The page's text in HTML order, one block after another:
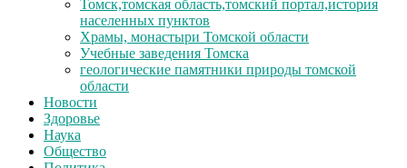
Томск,томская область,томский портал,история
населенных пунктов
Храмы, монастыри Томской области
Учебные заведения Томска
геологические памятники природы томской
области
Новости
Здоровье
Наука
Общество